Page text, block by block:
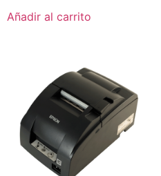
Añadir al carrito